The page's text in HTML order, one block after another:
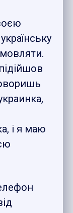
і я маю